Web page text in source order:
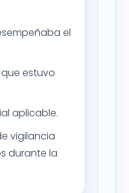
el
que estuvo
aplicable.
vigilancia
durante la